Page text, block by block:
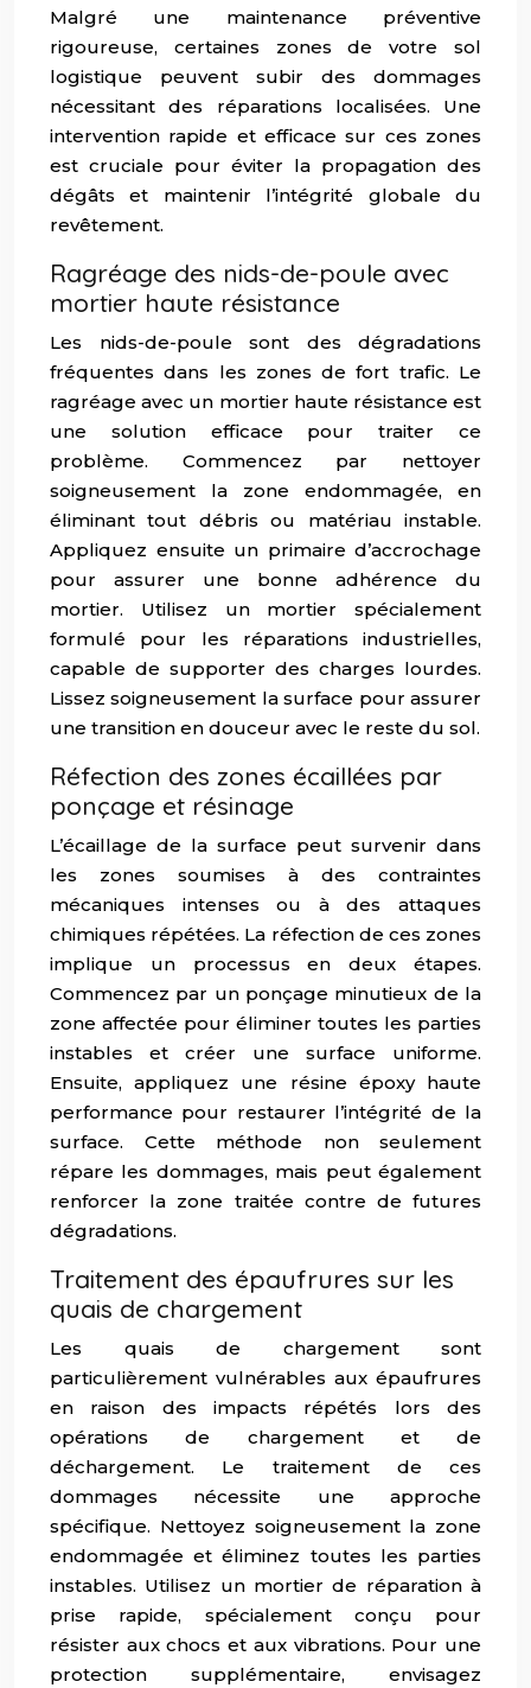
Malgré une maintenance préventive
rigoureuse, certaines zones de votre sol
logistique peuvent subir des dommages
nécessitant des réparations localisées. Une
intervention rapide et efficace sur ces zones
est cruciale pour éviter la propagation des
dégâts et maintenir l’intégrité globale du
revêtement.
Ragréage des nids-de-poule avec
mortier haute résistance
Les nids-de-poule sont des dégradations
fréquentes dans les zones de fort trafic. Le
ragréage avec un mortier haute résistance est
une solution efficace pour traiter ce
problème. Commencez par nettoyer
soigneusement la zone endommagée, en
éliminant tout débris ou matériau instable.
Appliquez ensuite un primaire d’accrochage
pour assurer une bonne adhérence du
mortier. Utilisez un mortier spécialement
formulé pour les réparations industrielles,
capable de supporter des charges lourdes.
Lissez soigneusement la surface pour assurer
une transition en douceur avec le reste du sol.
Réfection des zones écaillées par
ponçage et résinage
L’écaillage de la surface peut survenir dans
les zones soumises à des contraintes
mécaniques intenses ou à des attaques
chimiques répétées. La réfection de ces zones
implique un processus en deux étapes.
Commencez par un ponçage minutieux de la
zone affectée pour éliminer toutes les parties
instables et créer une surface uniforme.
Ensuite, appliquez une résine époxy haute
performance pour restaurer l’intégrité de la
surface. Cette méthode non seulement
répare les dommages, mais peut également
renforcer la zone traitée contre de futures
dégradations.
Traitement des épaufrures sur les
quais de chargement
Les quais de chargement sont
particulièrement vulnérables aux épaufrures
en raison des impacts répétés lors des
opérations de chargement et de
déchargement. Le traitement de ces
dommages nécessite une approche
spécifique. Nettoyez soigneusement la zone
endommagée et éliminez toutes les parties
instables. Utilisez un mortier de réparation à
prise rapide, spécialement conçu pour
résister aux chocs et aux vibrations. Pour une
protection supplémentaire, envisagez